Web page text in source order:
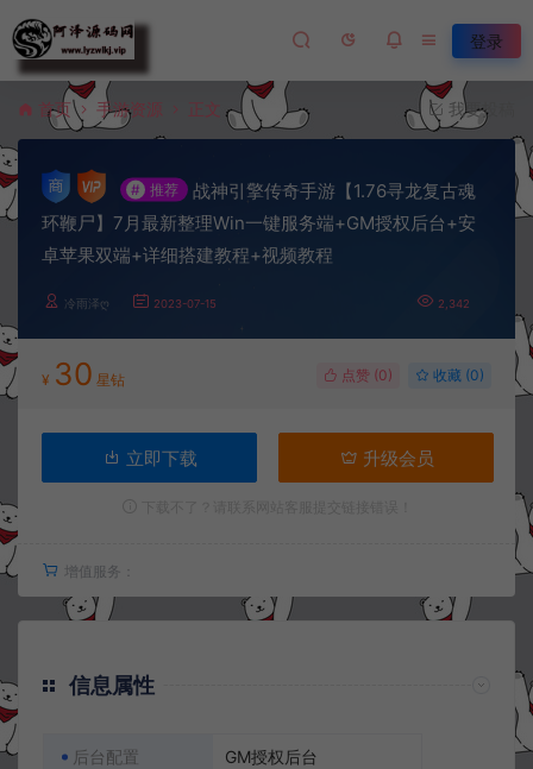
登录
首页 手游资源 正文 我要投稿
# 推荐
战神引擎传奇手游【1.76寻龙复古魂
环鞭尸】7月最新整理Win一键服务端+GM授权后台+安
卓苹果双端+详细搭建教程+视频教程
冷雨泽ღ 2023-07-15 2,342
¥ 30 星钻 点赞 (0) 收藏 (0)
立即下载 升级会员
增值服务：
信息属性
后台配置 GM授权后台